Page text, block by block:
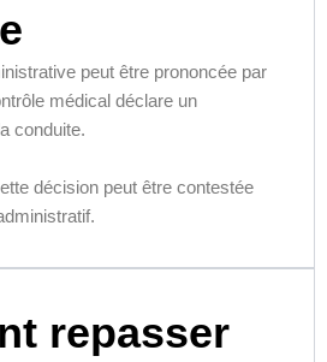
peut être prononcée par
médical déclare un
conduite.
décision peut être contestée
repasser